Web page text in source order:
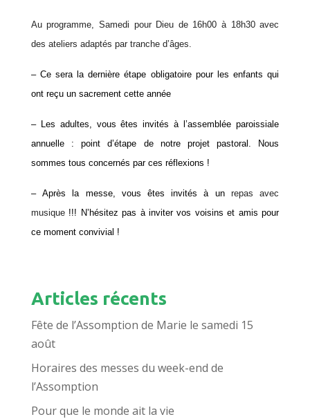
Au programme, Samedi pour Dieu de 16h00 à 18h30 avec
des ateliers adaptés par tranche d’âges.
– Ce sera la dernière étape obligatoire pour les enfants qui
ont reçu un sacrementcette année
– Les adultes, vous êtes invités àl’assemblée paroissiale
annuelle : point d’étape de notre projet pastoral. Nous
sommes tous concernés par ces réflexions !
– Après la messe, vous êtes invités à un repas avec
musique !!! N’hésitez pas à inviter vos voisins et amis pour
ce moment convivial !
Articles récents
Fête de l’Assomption de Marie le samedi 15
août
Horaires des messes du week-end de
l’Assomption
Pour que le monde ait la vie